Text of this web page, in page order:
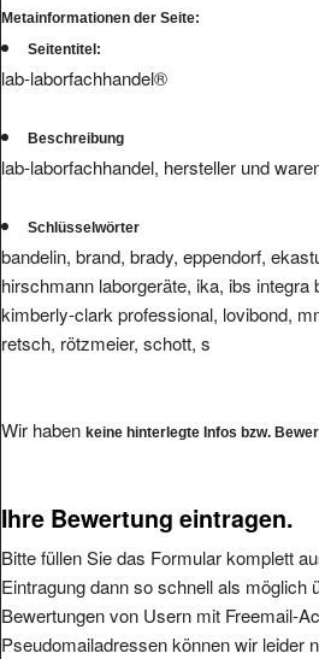
Metainformationen der Seite:
Seitentitel:
lab-laborfachhandel®
Beschreibung
lab-laborfachhandel, hersteller und
Schlüsselwörter
bandelin, brand, brady, eppendorf,
hirschmann laborgeräte, ika, ibs integra
kimberly-clark professional, lovibond,
retsch, rötzmeier, schott, s
Wir haben keine hinterlegte Infos bzw.
Ihre Bewertung eintragen.
Bitte füllen Sie das Formular komplett
Eintragung dann so schnell als möglich
Bewertungen von Usern mit Freemail-
Pseudomailadressen können wir leider